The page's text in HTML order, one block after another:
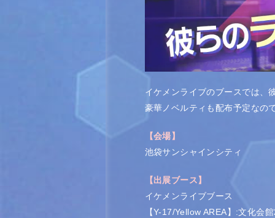
イケメンライブのブースでは、
豪華ノベルティも配布予定なの
【会場】
池袋サンシャインシティ
【出展ブース】
イケメンライブブース
【Y-17/Yellow AREA】:文化会